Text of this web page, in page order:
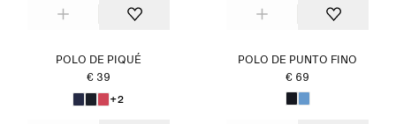
POLO DE PIQUÉ
€ 39
+2
POLO DE PUNTO FINO
€ 69